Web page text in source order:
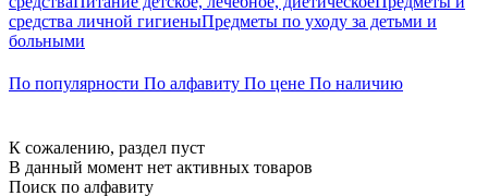
средства личной гигиеныПредметы по уходу за детьми и
больными
По популярности По алфавиту По цене По наличию
К сожалению, раздел пуст
В данный момент нет активных товаров
Поиск по алфавиту